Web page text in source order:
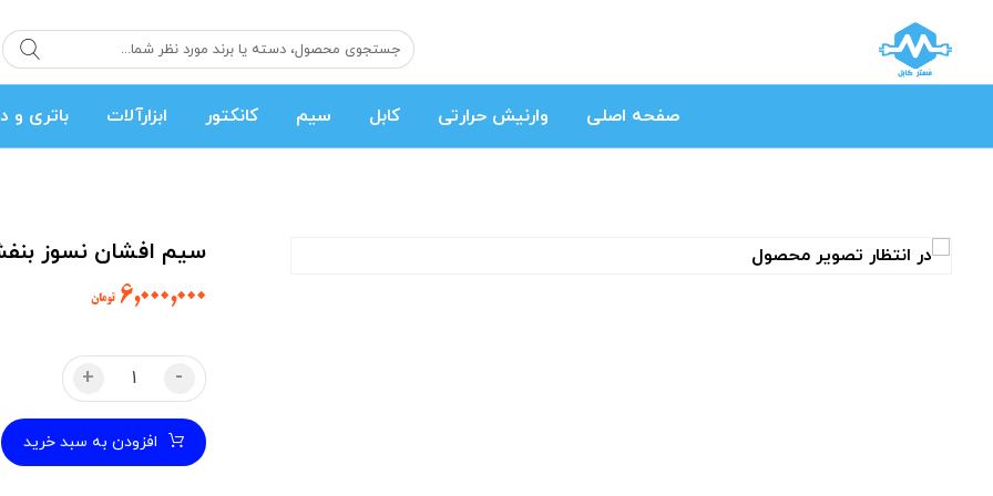
صفحه اصلی وارنیش حرارتی کابل سیم کانکتور ابزارآلات باتری و
سیم افشان نسوز بنفش 25 صدم حلقه 500 متری
۶,۰۰۰,۰۰۰ تومان
-
+
افزودن به سبد خرید